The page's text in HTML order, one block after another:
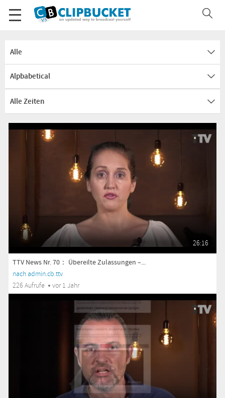
Alle
Alpbabetical
Alle Zeiten
26:16
TTV News Nr. 70： Übereilte Zulassungen –...
nach admin.cb.ttv
226 Aufrufe
vor 1 Jahr